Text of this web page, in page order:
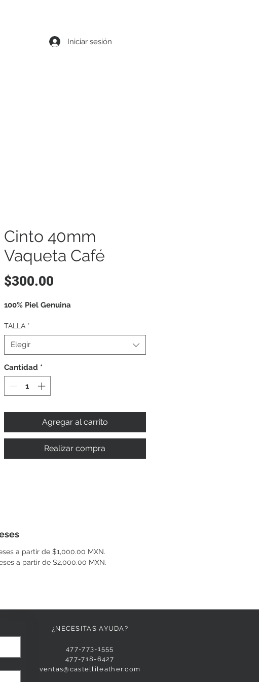
Iniciar sesión
Cinto 40mm
Vaqueta Café
$300.00Precio
100% Piel Genuina
TALLA *
Elegir
Cantidad *
Agregar al carrito
Realizar compra
a partir de $1,000.00 MXN.
a partir de $2,000.00 MXN.
¿NECESITAS AYUDA?
477-773-1555
477-718-6427
ventas@castellileather.com